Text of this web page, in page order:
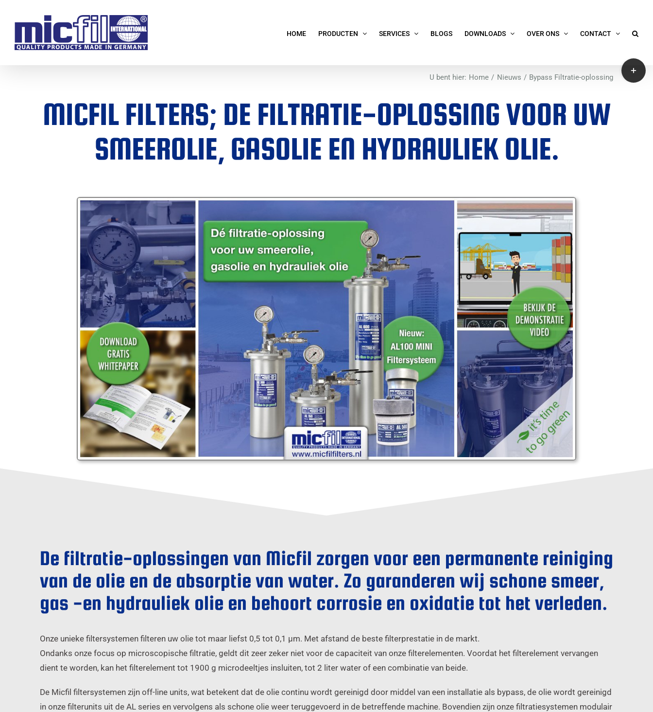
naar
HOME PRODUCTEN SERVICES BLOGS DOWNLOADS OVER ONS CONTACT
U bent hier: Home Nieuws Bypass Filtratie-oplossing
MICFIL FILTERS; DE FILTRATIE-OPLOSSING VOOR UW
SMEEROLIE, GASOLIE EN HYDRAULIEK OLIE.
De filtratie-oplossingen van Micfil zorgen voor een permanente reiniging
van de olie en de absorptie van water. Zo garanderen wij schone smeer,
gas -en hydrauliek olie en behoort corrosie en oxidatie tot het verleden.
Onze unieke filtersystemen filteren uw olie tot maar liefst 0,5 tot 0,1 μm. Met afstand de beste filterprestatie in de markt.
Ondanks onze focus op microscopische filtratie, geldt dit zeer zeker niet voor de capaciteit van onze filterelementen. Voordat het filterelement vervangen
dient te worden, kan het filterelement tot 1900 g microdeeltjes insluiten, tot 2 liter water of een combinatie van beide.
De Micfil filtersystemen zijn off-line units, wat betekent dat de olie continu wordt gereinigd door middel van een installatie als bypass, de olie wordt gereinigd
in onze filterunits uit de AL series en vervolgens als schone olie weer teruggevoerd in de betreffende machine. Bovendien zijn onze filtratiesystemen modulair
Toggle
Sliding